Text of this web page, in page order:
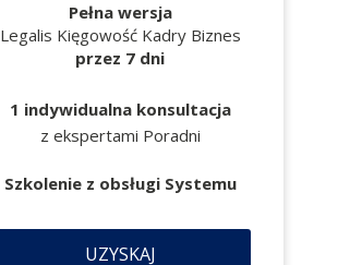
Pełna wersja
Legalis Kięgowość Kadry Biznes
przez 7 dni
1 indywidualna konsultacja
z ekspertami Poradni
Szkolenie z obsługi Systemu
UZYSKAJ